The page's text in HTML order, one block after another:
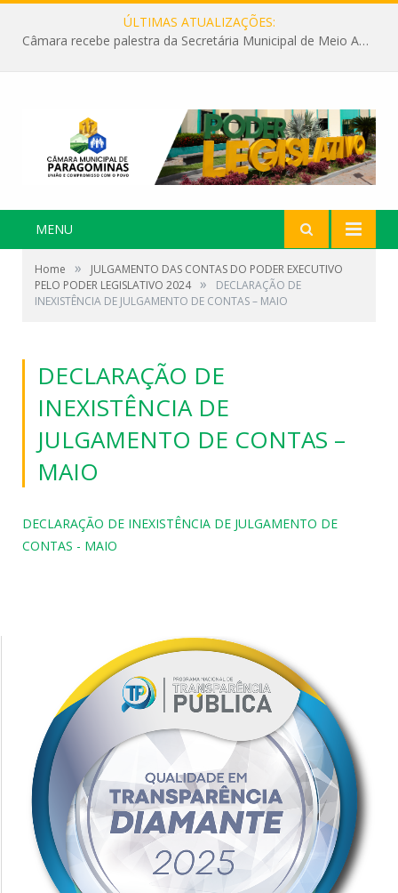
ÚLTIMAS ATUALIZAÇÕES:
Câmara recebe palestra da Secretária Municipal de Meio Ambiente sobre as ações da “SEMANA DO MEIO AMBIENTE”
MENU
Home »
JULGAMENTO DAS CONTAS DO PODER EXECUTIVO
PELO PODER LEGISLATIVO 2024 »
DECLARAÇÃO DE
INEXISTÊNCIA DE JULGAMENTO DE CONTAS – MAIO
DECLARAÇÃO DE
INEXISTÊNCIA DE
JULGAMENTO DE CONTAS –
MAIO
DECLARAÇÃO DE INEXISTÊNCIA DE JULGAMENTO DE
CONTAS - MAIO